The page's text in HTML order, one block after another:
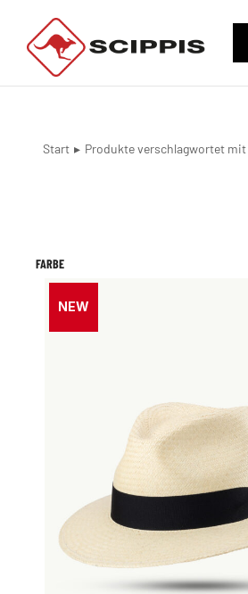
Sie befinden sich hier:
Start Produkte verschlagwortet mit
FARBE
NEW